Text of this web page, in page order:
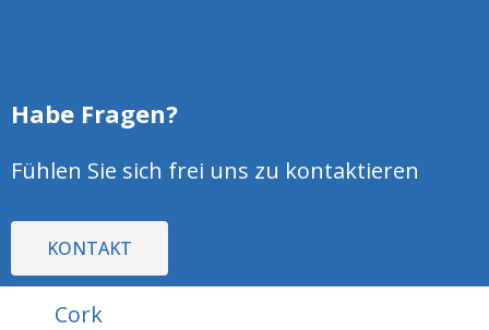
Silikondichtungen
SBR gummidichtungen
Cork
Cork
Habe Fragen?
Fühlen Sie sich frei uns zu kontaktieren
KONTAKT